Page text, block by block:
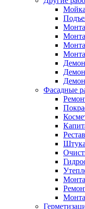
Фасадные